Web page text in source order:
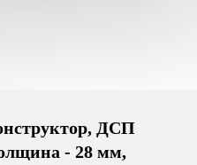
ДСП
- 28 мм,